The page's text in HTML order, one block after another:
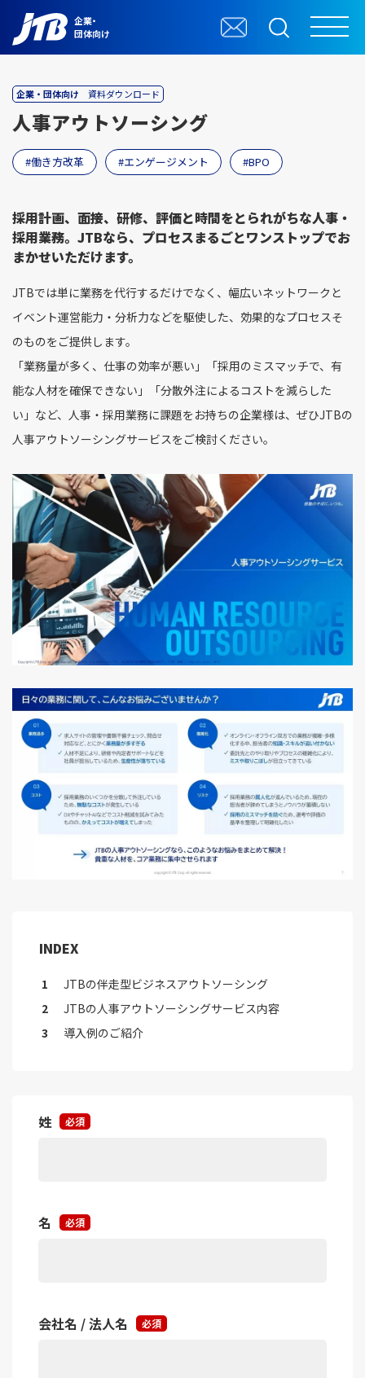
企業・
団体向け
企業・団体向け 資料ダウンロード
人事アウトソーシング
働き方改革 エンゲージメント BPO
採用計画、面接、研修、評価と時間をとられがちな人事・
採用業務。JTBなら、プロセスまるごとワンストップでお
まかせいただけます。
JTBでは単に業務を代行するだけでなく、幅広いネットワークと
イベント運営能力・分析力などを駆使した、効果的なプロセスそ
のものをご提供します。
「業務量が多く、仕事の効率が悪い」「採用のミスマッチで、有
能な人材を確保できない」「分散外注によるコストを減らした
い」など、人事・採用業務に課題をお持ちの企業様は、ぜひJTBの
人事アウトソーシングサービスをご検討ください。
INDEX
JTBの伴走型ビジネスアウトソーシング
JTBの人事アウトソーシングサービス内容
導入例のご紹介